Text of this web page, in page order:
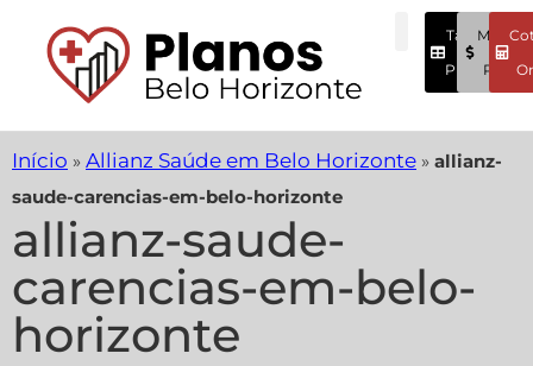
Tabela
PreçosPreços
Início » Allianz Saúde em Belo Horizonte » allianz-
saude-carencias-em-belo-horizonte
allianz-saude-
carencias-em-belo-
horizonte